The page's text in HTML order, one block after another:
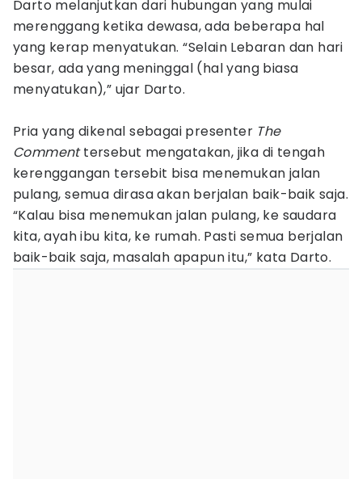
Darto melanjutkan dari hubungan yang mulai
merenggang ketika dewasa, ada beberapa hal
yang kerap menyatukan. “Selain Lebaran dan hari
besar, ada yang meninggal (hal yang biasa
menyatukan),” ujar Darto.
Pria yang dikenal sebagai presenter The
Commenttersebut mengatakan, jika di tengah
kerenggangan tersebit bisa menemukan jalan
pulang, semua dirasa akan berjalan baik-baik saja.
“Kalau bisa menemukan jalan pulang, ke saudara
kita, ayah ibu kita, ke rumah. Pasti semua berjalan
baik-baik saja, masalah apapun itu,” kata Darto.